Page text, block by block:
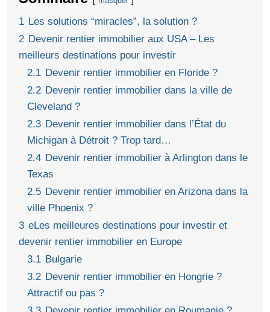
1 Les solutions “miracles”, la solution ?
2 Devenir rentier immobilier aux USA – Les
meilleurs destinations pour investir
2.1 Devenir rentier immobilier en Floride ?
2.2 Devenir rentier immobilier dans la ville de
Cleveland ?
2.3 Devenir rentier immobilier dans l’État du
Michigan à Détroit ? Trop tard…
2.4 Devenir rentier immobilier à Arlington dans le
Texas
2.5 Devenir rentier immobilier en Arizona dans la
ville Phoenix ?
3 eLes meilleures destinations pour investir et
devenir rentier immobilier en Europe
3.1 Bulgarie
3.2 Devenir rentier immobilier en Hongrie ?
Attractif ou pas ?